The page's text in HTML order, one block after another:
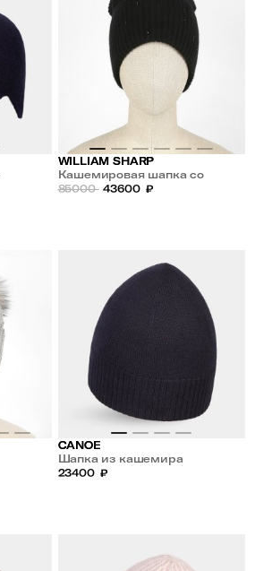
WILLIAM SHARP
Кашемировая шапка со
стразами Swarovski
85000 43600 ₽
CANOE
Шапка из кашемира
23400 ₽